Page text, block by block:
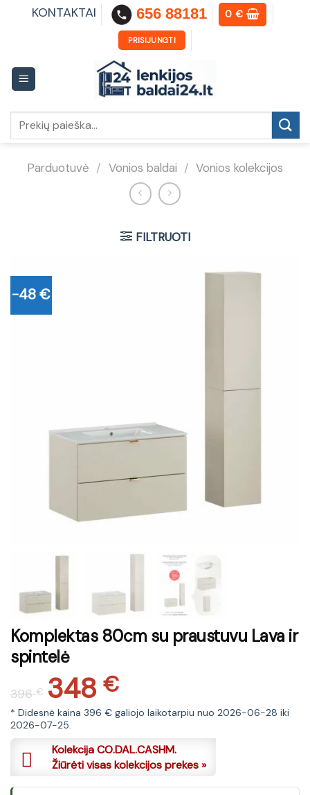
KONTAKTAI 656 88181 0€
PRISIJUNGTI
Parduotuvė / Vonios baldai / Vonios kolekcijos
FILTRUOTI
-48 €
Komplektas 80cm su praustuvu Lava ir
spintelė
396€
Original
price
was:
396 €.
348€
Current
price
is:
348 €.
* Didesnė kaina 396 € galiojo laikotarpiu nuo 2026-06-28 iki
2026-07-25.
Kolekcija CO.DAL.CASHM.
Žiūrėti visas kolekcijos prekes »